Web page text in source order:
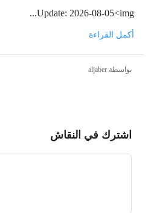
Update: 2026-08-05<img...
أكمل القراءة
بواسطة aljaber
اشترك في النقاش